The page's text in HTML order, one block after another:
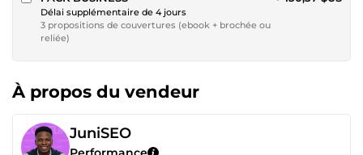
Délai supplémentaire de 4 jours
3 propositions de couvertures (ebook + brochée ou
reliée)
À propos du vendeur
JuniSEO